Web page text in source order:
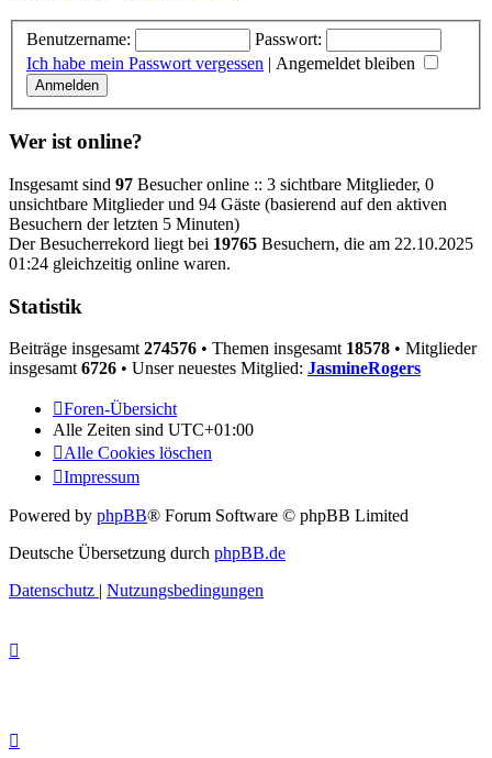
Benutzername:
Passwort:
Ich habe mein Passwort vergessen | Angemeldet bleiben
Wer ist online?
Insgesamt sind 97 Besucher online :: 3 sichtbare Mitglieder, 0
unsichtbare Mitglieder und 94 Gäste (basierend auf den aktiven
Besuchern der letzten 5 Minuten)
Der Besucherrekord liegt bei 19765 Besuchern, die am 22.10.2025
01:24 gleichzeitig online waren.
Statistik
Beiträge insgesamt 274576 • Themen insgesamt 18578 • Mitglieder
insgesamt 6726 • Unser neuestes Mitglied: JasmineRogers
Foren-Übersicht
Alle Zeiten sind UTC+01:00
Alle Cookies löschen
Impressum
Powered by phpBB® Forum Software © phpBB Limited
Deutsche Übersetzung durch phpBB.de
Datenschutz | Nutzungsbedingungen